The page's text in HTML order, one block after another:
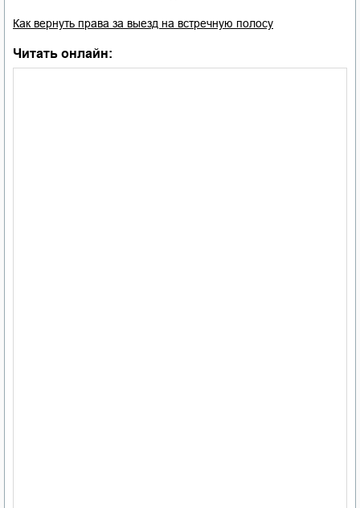
Как вернуть права за выезд на встречную полосу
Читать онлайн: